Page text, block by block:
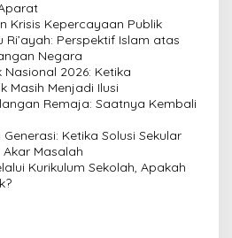
Krisis Kepercayaan Publik
Ri’ayah: Perspektif Islam atas
Negara
Nasional 2026: Ketika
Masih Menjadi Ilusi
Remaja: Saatnya Kembali
Ketika Solusi Sekular
Masalah
Kurikulum Sekolah, Apakah